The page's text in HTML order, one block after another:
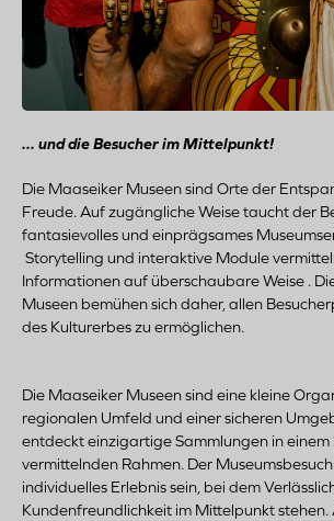
... und die Besucher im Mittelpunkt!
Die Maaseiker Museen sind Orte der
Freude. Auf zugängliche Weise taucht der
fantasievolles und einprägsames
Storytelling und interaktive Module
Informationen auf überschaubare Weise .
Museen bemühen sich daher, allen
des Kulturerbes zu ermöglichen.
Die Maaseiker Museen sind eine kleine
regionalen Umfeld und einer sicheren
entdeckt einzigartige Sammlungen in einem
vermittelnden Rahmen. Der Museumsbesuch
individuelles Erlebnis sein, bei dem
Kundenfreundlichkeit im Mittelpunkt stehen.